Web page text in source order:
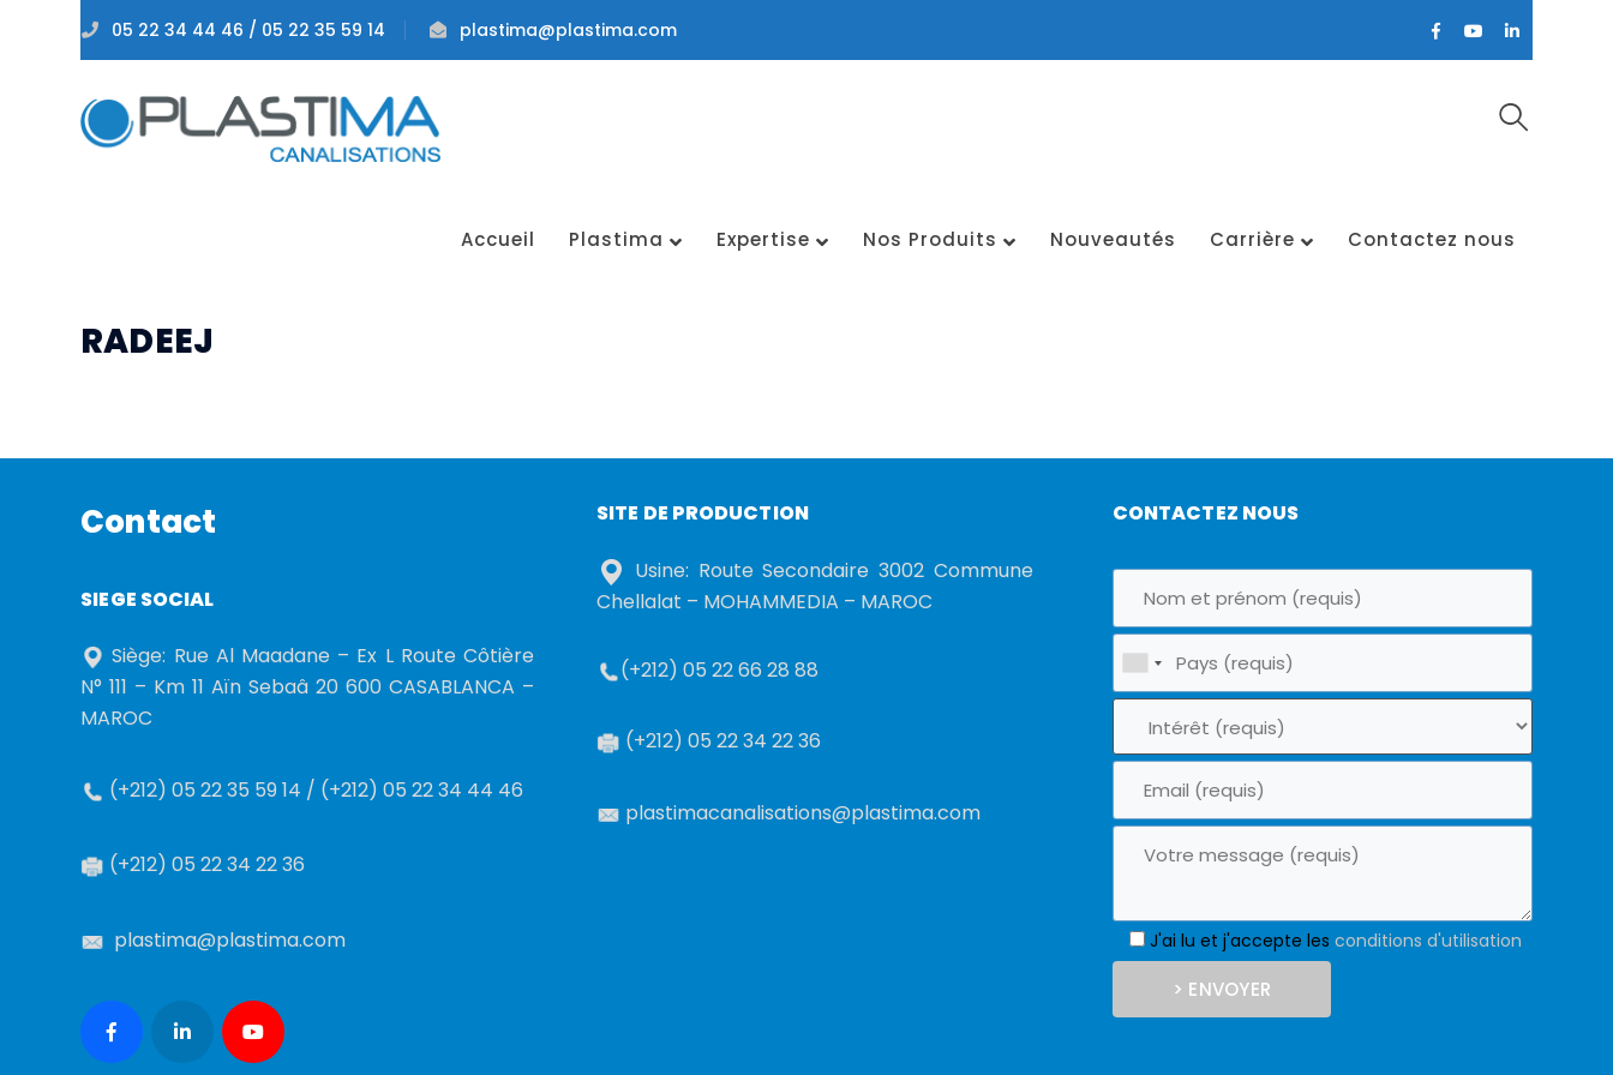
05 22 34 44 46 / 05 22 35 59 14 plastima@plastima.com
Facebook
Profile
Youtube
Profile
LinkedIn
Profile
Accueil Plastima Expertise Nos Produits Nouveautés Carrière Contactez nous
RADEEJ
Contact
SIEGE SOCIAL
Siège: Rue Al Maadane – Ex L Route Côtière
N° 111 – Km 11 Aïn Sebaâ 20 600 CASABLANCA –
MAROC
(+212) 05 22 35 59 14 / (+212) 05 22 34 44 46
(+212) 05 22 34 22 36
plastima@plastima.com
SITE DE PRODUCTION
Usine: Route Secondaire 3002 Commune
Chellalat – MOHAMMEDIA – MAROC
(+212) 05 22 66 28 88
(+212) 05 22 34 22 36
plastimacanalisations@plastima.com
CONTACTEZ NOUS
J'ai lu et j'accepte les conditions d'utilisation